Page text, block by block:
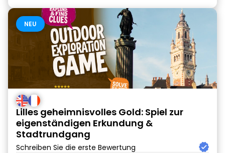
NEU
Lilles geheimnisvolles Gold: Spiel zur
eigenständigen Erkundung &
Stadtrundgang
Schreiben Sie die erste Bewertung